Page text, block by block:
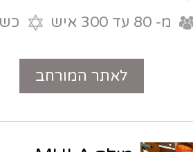
כשר
טלפון